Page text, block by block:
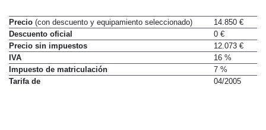
Precio (con descuento y equipamiento seleccionado)
14.850 €
Descuento oficial
0 €
Precio sin impuestos
12.073 €
IVA
16 %
Impuesto de matriculación
7 %
Tarifa de
04/2005